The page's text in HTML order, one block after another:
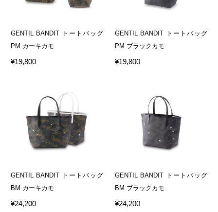
GENTIL BANDIT トートバッグ
PM カーキカモ
¥19,800
GENTIL BANDIT トートバッグ
PM ブラックカモ
¥19,800
GENTIL BANDIT トートバッグ
BM カーキカモ
¥24,200
GENTIL BANDIT トートバッグ
BM ブラックカモ
¥24,200